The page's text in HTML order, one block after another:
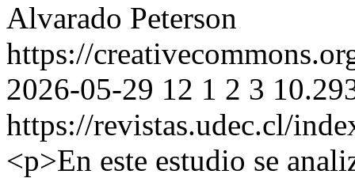
Alvarado Peterson
https://
2026-05-29 12 1 2 3
https://revistas.udec.cl/
<p>En este estudio se